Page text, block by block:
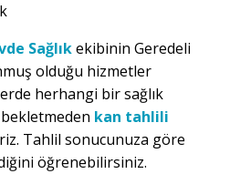
Sağlıkekibinin Geredeli
olduğu hizmetler
herhangi bir sağlık
kan tahlili
Tahlil sonucunuza göre
öğrenebilirsiniz.